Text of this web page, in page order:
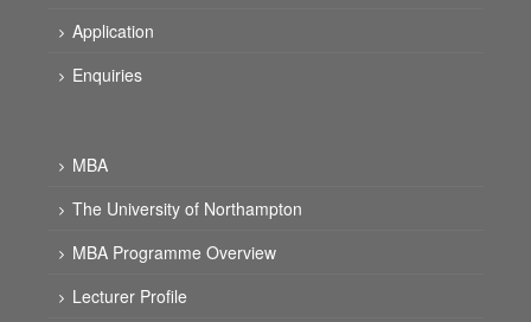
Application
Enquiries
MBA
The University of Northampton
MBA Programme Overview
Lecturer Profile